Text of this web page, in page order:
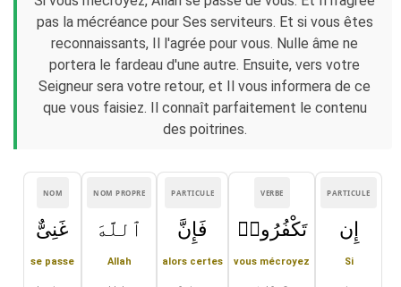
pas la mécréance pour Ses serviteurs. Et si vous êtes
reconnaissants, Il l'agrée pour vous. Nulle âme ne
portera le fardeau d'une autre. Ensuite, vers votre
Seigneur sera votre retour, et Il vous informera de ce
que vous faisiez. Il connaît parfaitement le contenu
des poitrines.
PARTICULE
إِن
Si
VERBE
تَكْفُرُوا۟
vous mécroyez
PARTICULE
فَإِنَّ
alors certes
NOM PROPRE
ٱللَّهَ
Allah
NOM
غَنِىٌّ
se passe